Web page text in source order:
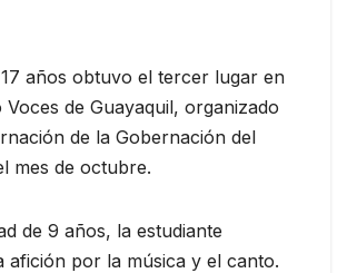
años obtuvo el tercer lugar en
de Guayaquil, organizado
de la Gobernación del
mes de octubre.
de 9 años, la estudiante
afición por la música y el canto.